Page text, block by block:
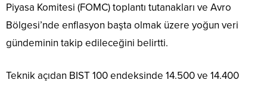
Piyasa Komitesi (FOMC) toplantı tutanakları ve Avro
Bölgesi’nde enflasyon başta olmak üzere yoğun veri
gündeminin takip edileceğini belirtti.
Teknik açıdan BIST 100 endeksinde 14.500 ve 14.400